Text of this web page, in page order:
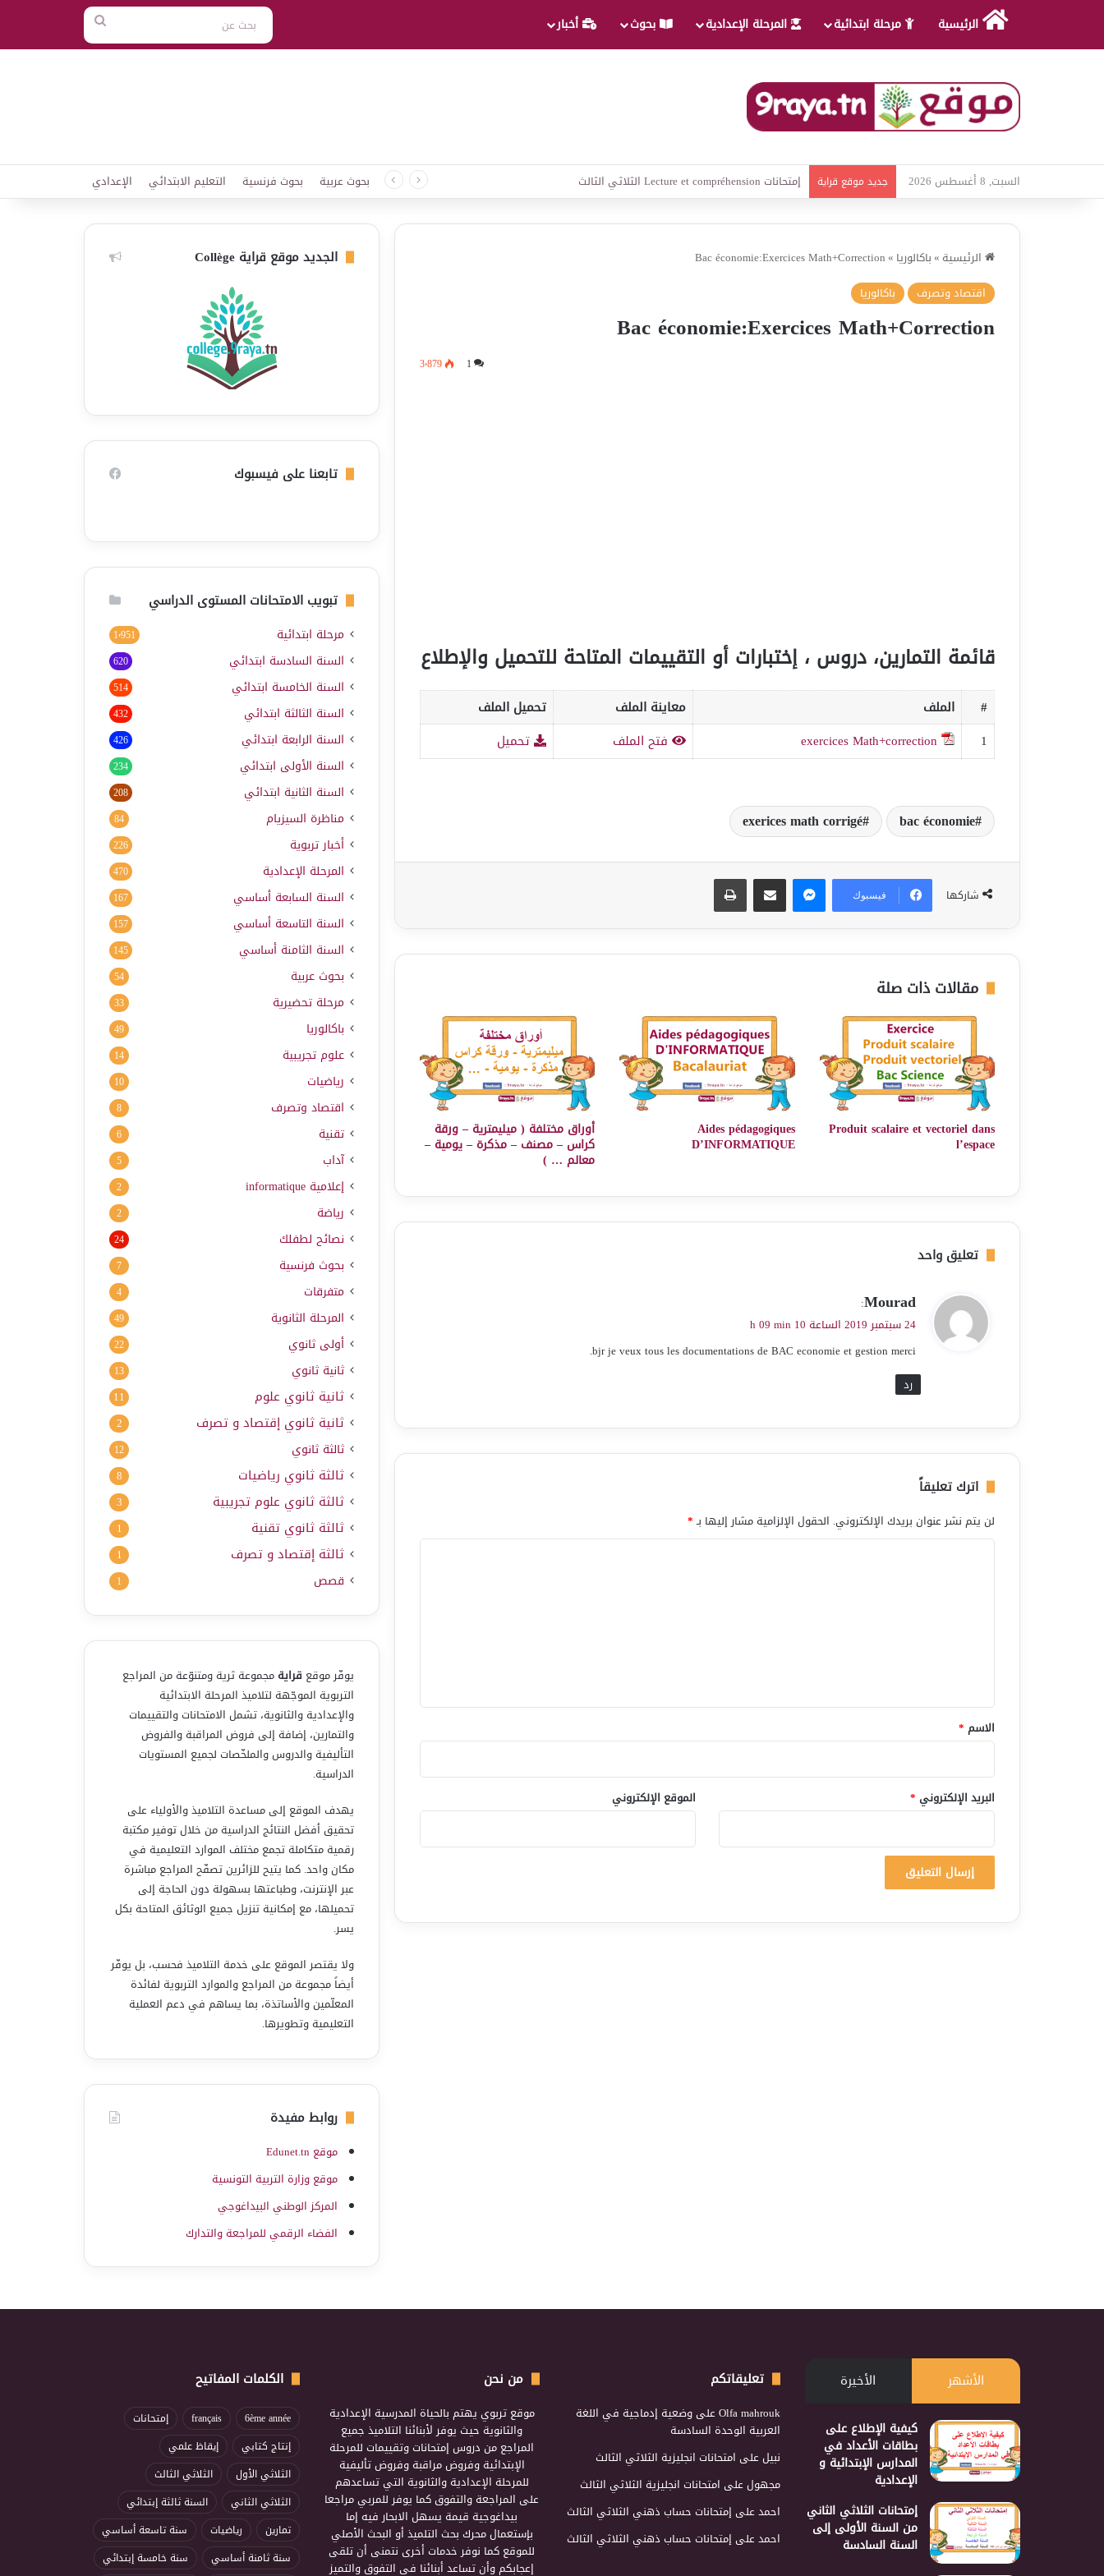
الرئيسية مرحلة ابتدائية المرحلة الإعدادية بحوث أخبار
بحث
عن
السبت, 8 أغسطس 2026 جديد موقع قراية امتحانات قواعد لغة الثلاثي الثالث بحوث عربية بحوث فرنسية التعليم الابتدائي الإعدادي
الرئيسية »باكالوريا »
Bac économie:Exercices Math+Correction
اقتصاد وتصرف
باكالوريا
Bac économie:Exercices Math+Correction
1 3٬879
قائمة التمارين، دروس ، إختبارات أو التقييمات المتاحة للتحميل والإطلاع
# الملف معاينة الملف
تحميل الملف
1
exercices Math+correction فتح الملف تحميل
bac économie
exerices math corrigé
شاركها فيسبوك
مقالات ذات صلة
Produit scalaire et vectoriel dans
l’espace
Aides pédagogiques
D’INFORMATIQUE
أوراق مختلفة ( ميليمترية – ورقة
كراس – مصنف – مذكرة – يومية –
معالم … )
تعليق واحد
ي
ق
ل
Mourad
:
24 سبتمبر 2019 الساعة 10 h 09 min
bjr je veux tous les documentations de BAC economie et gestion merci.
رد
اترك تعليقاً
لن يتم نشر عنوان بريدك الإلكتروني. الحقول الإلزامية مشار إليها بـ*
*
الاسم *
البريد الإلكتروني * الموقع الإلكتروني
الجديد موقع قراية Collège
تابعنا على فيسبوك
تبويب الامتحانات المستوى الدراسي
مرحلة ابتدائية 1٬951
السنة السادسة ابتدائي 620
السنة الخامسة ابتدائي 514
السنة الثالثة ابتدائي 432
السنة الرابعة ابتدائي 426
السنة الأولى ابتدائي 234
السنة الثانية ابتدائي 208
مناظرة السيزيام 84
أخبار تربوية 226
المرحلة الإعدادية 470
السنة السابعة أساسي 167
السنة التاسعة أساسي 157
السنة الثامنة أساسي 145
بحوث عربية 54
مرحلة تحضيرية 33
باكالوريا 49
علوم تجريبية 14
رياضيات 10
اقتصاد وتصرف 8
تقنية 6
آداب 5
إعلامية informatique
2
رياضة 2
نصائح لطفلك 24
بحوث فرنسية 7
متفرقات 4
المرحلة الثانوية 49
أولى ثانوي 22
ثانية ثانوي 13
ثانية ثانوي علوم 11
ثانية ثانوي إقتصاد و تصرف 2
ثالثة ثانوي 12
ثالثة ثانوي رياضيات 8
ثالثة ثانوي علوم تجريبية 3
ثالثة ثانوي تقنية 1
ثالثة إقتصاد و تصرف 1
قصص 1
يوفّر موقع قرايةمجموعة ثرية ومتنوّعة من المراجع
التربوية الموجّهة لتلاميذ المرحلة الابتدائية
والإعدادية والثانوية، تشمل الامتحانات والتقييمات
والتمارين، إضافة إلى فروض المراقبة والفروض
التأليفية والدروس والملخّصات لجميع المستويات
الدراسية.
يهدف الموقع إلى مساعدة التلاميذ والأولياء على
تحقيق أفضل النتائج الدراسية من خلال توفير مكتبة
رقمية متكاملة تجمع مختلف الموارد التعليمية في
مكان واحد. كما يتيح للزائرين تصفّح المراجع مباشرة
عبر الإنترنت، وطباعتها بسهولة دون الحاجة إلى
تحميلها، مع إمكانية تنزيل جميع الوثائق المتاحة بكل
يسر.
ولا يقتصر الموقع على خدمة التلاميذ فحسب، بل يوفّر
أيضاً مجموعة من المراجع والموارد التربوية لفائدة
المعلّمين والأساتذة، بما يساهم في دعم العملية
التعليمية وتطويرها.
روابط مفيدة
موقع Edunet.tn
موقع وزارة التربية التونسية
المركز الوطني البيداغوجي
الفضاء الرقمي للمراجعة والتدارك
الأشهر الأخيرة
كيفية الإطلاع على
بطاقات الأعداد في
المدارس الإبتدائية و
الإعدادية
إمتحانات الثلاثي الثاني
من السنة الأولى إلى
السنة السادسة
تعليقاتكم
Olfa mahroukعلىوضعية إدماجية في اللغة
العربية الوحدة السادسة
نبيلعلى امتحانات انجليزية الثلاثي الثالث
مجهولعلى امتحانات انجليزية الثلاثي الثالث
احمدعلى إمتحانات حساب ذهني الثلاثي الثالث
احمدعلى إمتحانات حساب ذهني الثلاثي الثالث
من نحن
موقع تربوي يهتم بالحياة المدرسية الإعدادية
والثانوية حيث يوفر لأبنائنا التلاميذ جميع
المراجع من دروس إمتحانات وتقييمات للمرحلة
الإبتدائية وفروض مراقبة وفروض تأليفية
للمرحلة الإعدادية والثانوية التي تساعدهم
على المراجعة والتفوق كما يوفر للمربي مراجعا
بيداغوجية قيمة يسهل الابحار فيه إما
بإستعمال محرك بحث التلميذ أو البحث الأصلي
للموقع كما نوفر خدمات أخرى نتمنى أن تلقى
إعجابكم وأن تساعد أبنائنا في التفوق والتميز
الكلمات المفاتيح
6ème année
français
إمتحانات
إنتاج كتابي
إيقاظ علمي
الثلاثي الأول
الثلاثي الثالث
الثلاثي الثاني
السنة ثالثة إبتدائي
تمارين
رياضيات
سنة تاسعة أساسي
سنة ثامنة أساسي
سنة خامسة إبتدائي